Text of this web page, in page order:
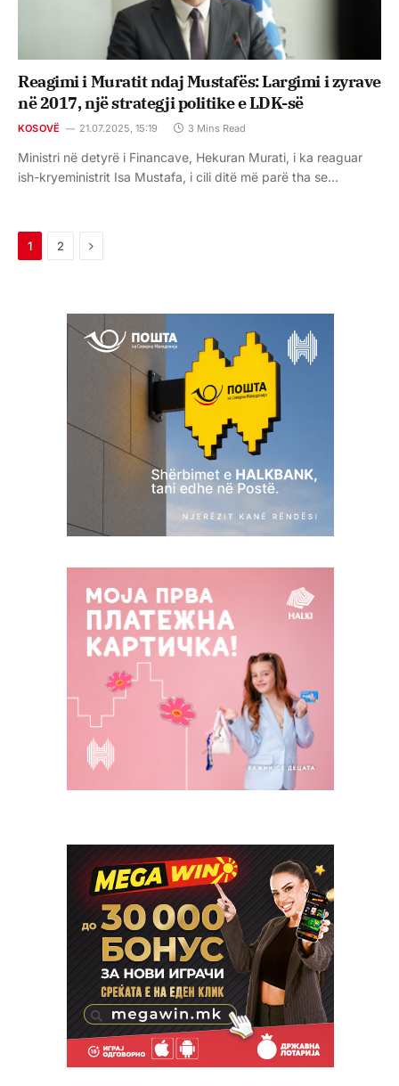
Reagimi i Muratit ndaj Mustafës: Largimi i zyrave
në 2017, një strategji politike e LDK-së
KOSOVË 21.07.2025, 15:19 3 Mins Read
Ministri në detyrë i Financave, Hekuran Murati, i ka reaguar
ish-kryeministrit Isa Mustafa, i cili ditë më parë tha se…
1 2 Next